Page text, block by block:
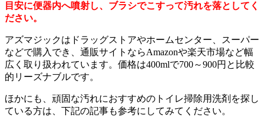
目安に便器内へ噴射し、ブラシでこすって汚れを落としてく
ださい。
アズマジックはドラッグストアやホームセンター、スーパー
などで購入でき、通販サイトならAmazonや楽天市場など幅
広く取り扱われています。価格は400mlで700～900円と比較
的リーズナブルです。
ほかにも、頑固な汚れにおすすめのトイレ掃除用洗剤を探し
ている方は、下記の記事も参考にしてみてください。